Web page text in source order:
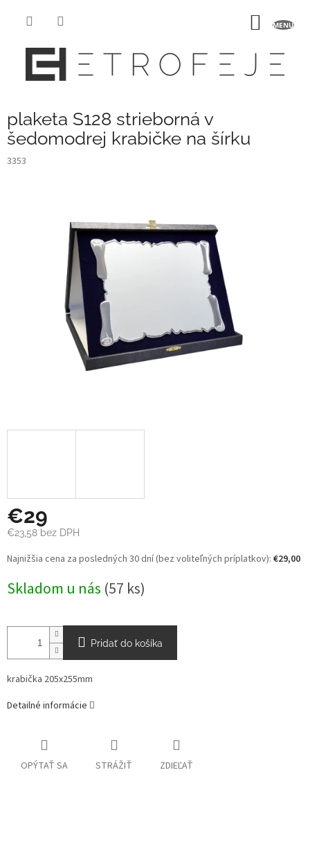
plaketa S128 strieborná v
šedomodrej krabičke na šírku
3353
€29
€23,58 bez DPH
Jednotková
cena:
Najnižšia cena za posledných 30 dní (bez voliteľných príplatkov): €29,00
Skladom u nás (57 ks)
Pridať do košíka
krabička 205x255mm
Detailné informácie
OPÝTAŤ SA STRÁŽIŤ ZDIEĽAŤ